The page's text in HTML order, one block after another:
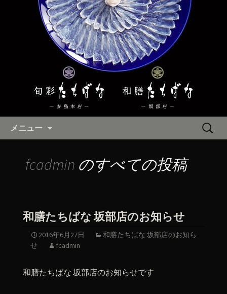
四日市の和食・ふぐ料理の「た
ちばな」のブログ
四日市にある「たちばな」は安島本店
と、坂部店の2店舗で和食・ふぐ料理・
仕出しを提供しております。旬の野菜
や近海の魚介類を中心に使用した料理
と、人数に合わせたた個室で、法事や
慶事や接待におすすめです。
メニュー
検
fcadmin のすべての投稿
和膳たちばな 坂部店のお知らせ
2016年6月27日
和膳たちばな 坂部店のお知ら
せ
fcadmin
和膳たちばな 坂部店のお知らせです